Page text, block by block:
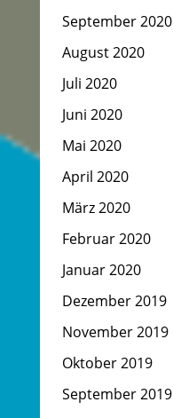
September 2020
August 2020
Juli 2020
Juni 2020
Mai 2020
April 2020
März 2020
Februar 2020
Januar 2020
Dezember 2019
November 2019
Oktober 2019
September 2019